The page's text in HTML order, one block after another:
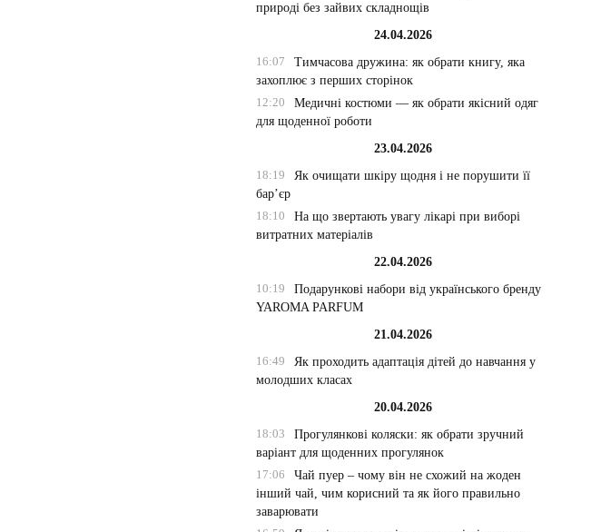
природі без зайвих складнощів
24.04.2026
16:07
Тимчасова дружина: як обрати книгу, яка
захоплює з перших сторінок
12:20
Медичні костюми — як обрати якісний одяг
для щоденної роботи
23.04.2026
18:19
Як очищати шкіру щодня і не порушити її
бар’єр
18:10
На що звертають увагу лікарі при виборі
витратних матеріалів
22.04.2026
10:19
Подарункові набори від українського бренду
YAROMA PARFUM
21.04.2026
16:49
Як проходить адаптація дітей до навчання у
молодших класах
20.04.2026
18:03
Прогулянкові коляски: як обрати зручний
варіант для щоденних прогулянок
17:06
Чай пуер – чому він не схожий на жоден
інший чай, чим корисний та як його правильно
заварювати